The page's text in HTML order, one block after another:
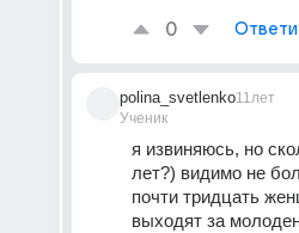
0
polina_svetlenko
Ученик
11лет
я извиняюсь, но
лет?) видимо не
почти тридцать
выходят за